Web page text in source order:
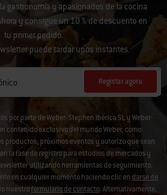
gastronomía y apasionados de la cocina
y consigue un 10 % de descuento en
tu primer pedido.
puede tardar unos instantes.
Registar agora
por parte de Weber-Stephen Ibérica SL y Weber-
contenido exclusivo del mundo Weber, como
productos, próximos eventos y autorizo que sean
la fase de registro para estudios de mercados y
utilizando herramientas de seguimiento.
en cualquier momento haciendo clic en darse de
nuestroformulario de contacto. Alternativamente,